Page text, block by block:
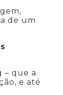
de um
– que a
e até